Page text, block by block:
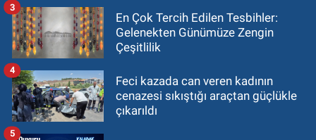
En Çok Tercih Edilen Tesbihler:
Gelenekten Günümüze Zengin
Çeşitlilik
3
Feci kazada can veren kadının
cenazesi sıkıştığı araçtan güçlükle
çıkarıldı
4
5